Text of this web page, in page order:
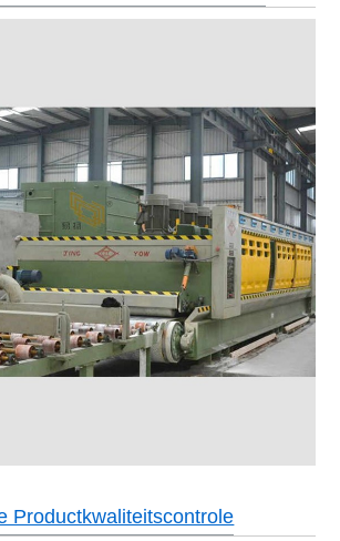
Productkwaliteitscontrole